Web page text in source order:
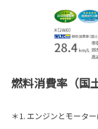
燃料消費率（国
＊1. エンジンとモータ